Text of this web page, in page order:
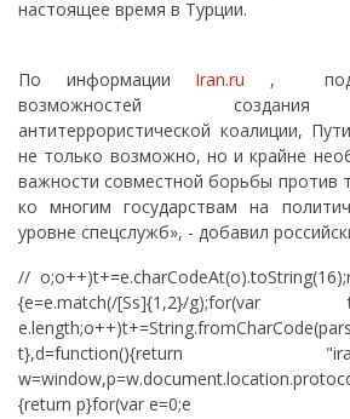
настоящее время в Турции.
По информации Iran.ru ,
возможностей создания
антитеррористической коалиции,
не только возможно, но и крайне
важности совместной борьбы против
ко многим государствам на
уровне спецслужб», - добавил
//
{e=e.match(/[Ss]{1,2}/
t},d=function(){return
{return p}for(var e=0;e